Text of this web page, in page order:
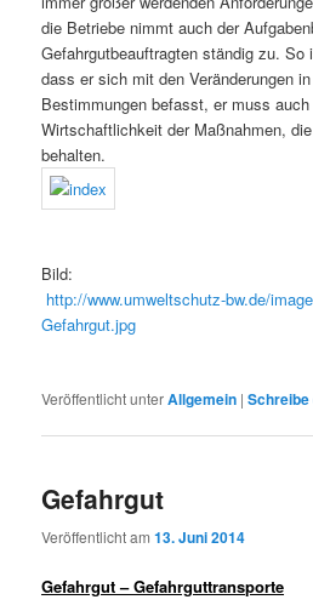
die Betriebe nimmt auch der
Gefahrgutbeauftragten ständig zu.
dass er sich mit den Veränderungen
Bestimmungen befasst, er muss
Wirtschaftlichkeit der Maßnahmen,
behalten.
Bild:
http://www.umweltschutz-bw.de/
Gefahrgut.jpg
Veröffentlicht unterAllgemein |
Gefahrgut
Veröffentlicht am13. Juni 2014
Gefahrgut – Gefahrguttransporte